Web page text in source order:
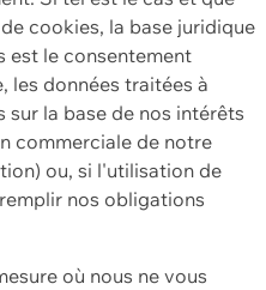
cookies, la base juridique
est le consentement
les données traitées à
la base de nos intérêts
commerciale de notre
ou, si l'utilisation de
nos obligations
où nous ne vous